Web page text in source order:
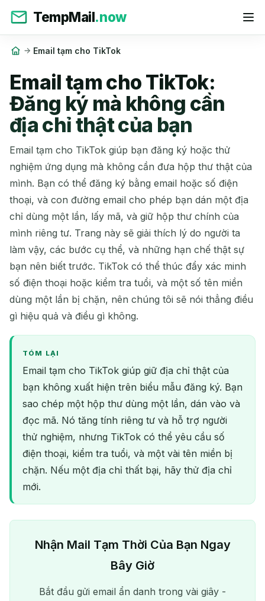
TempMail.now
Email tạm cho TikTok
Email tạm cho TikTok:
Đăng ký mà không cần
địa chỉ thật của bạn
Email tạm cho TikTok giúp bạn đăng ký hoặc thử
nghiệm ứng dụng mà không cần đưa hộp thư thật của
mình. Bạn có thể đăng ký bằng email hoặc số điện
thoại, và con đường email cho phép bạn dán một địa
chỉ dùng một lần, lấy mã, và giữ hộp thư chính của
mình riêng tư. Trang này sẽ giải thích lý do người ta
làm vậy, các bước cụ thể, và những hạn chế thật sự
bạn nên biết trước. TikTok có thể thúc đẩy xác minh
số điện thoại hoặc kiểm tra tuổi, và một số tên miền
dùng một lần bị chặn, nên chúng tôi sẽ nói thẳng điều
gì hiệu quả và điều gì không.
TÓM LẠI
Email tạm cho TikTok giúp giữ địa chỉ thật của
bạn không xuất hiện trên biểu mẫu đăng ký. Bạn
sao chép một hộp thư dùng một lần, dán vào và
đọc mã. Nó tăng tính riêng tư và hỗ trợ người
thử nghiệm, nhưng TikTok có thể yêu cầu số
điện thoại, kiểm tra tuổi, và một vài tên miền bị
chặn. Nếu một địa chỉ thất bại, hãy thử địa chỉ
mới.
Nhận Mail Tạm Thời Của Bạn Ngay
Bây Giờ
Bắt đầu gửi email ẩn danh trong vài giây -